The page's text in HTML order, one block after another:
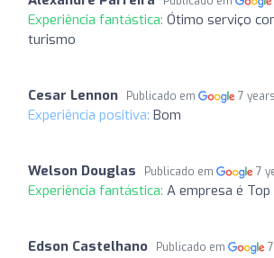
Experiência fantástica: Ótimo serviço
turismo
Cesar Lennon Publicado em 7
Experiência positiva: Bom
Welson Douglas Publicado em 7
Experiência fantástica: A empresa é Top
Edson Castelhano Publicado em